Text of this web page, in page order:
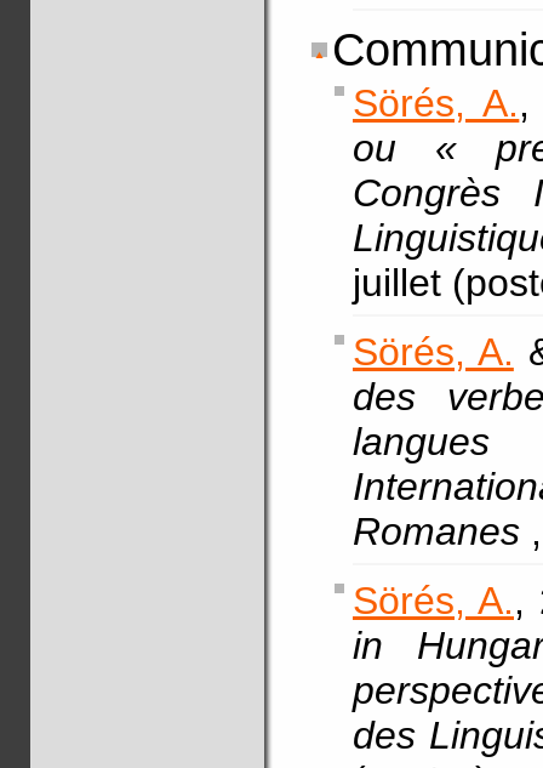
Sörés, A.,
ou «
Congrès
juillet
Sörés, A.
des
Romanes
Sörés, A.,
in
des